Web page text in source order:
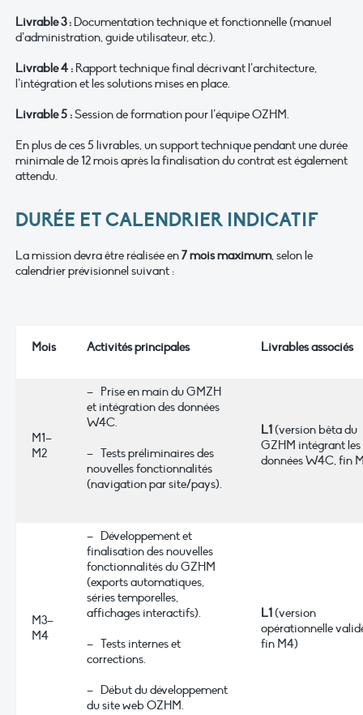
Livrable 3 : Documentation technique et fonctionnelle (manuel
d’administration, guide utilisateur, etc.).
Livrable 4 : Rapport technique final décrivant l’architecture,
l’intégration et les solutions mises en place.
Livrable 5 :Session de formation pour l’équipe OZHM.
En plus de ces 5 livrables, un support technique pendant une durée
minimale de 12 mois après la finalisation du contrat est également
attendu.
DURÉE ET CALENDRIER INDICATIF
La mission devra être réalisée en7 mois maximum, selon le
calendrier prévisionnel suivant :
Mois Activités principales Livrables associés
M1–
M2
– Prise en main du GMZH
et intégration des données
W4C.
– Tests préliminaires des
nouvelles fonctionnalités
(navigation par site/pays).
L1(version bêta du
GZHM intégrant les
données W4C, fin
M3–
M4
– Développement et
finalisation des nouvelles
fonctionnalités du GZHM
(exports automatiques,
séries temporelles,
affichages interactifs).
– Tests internes et
corrections.
– Début du développement
du site web OZHM.
L1(version
opérationnelle
fin M4)